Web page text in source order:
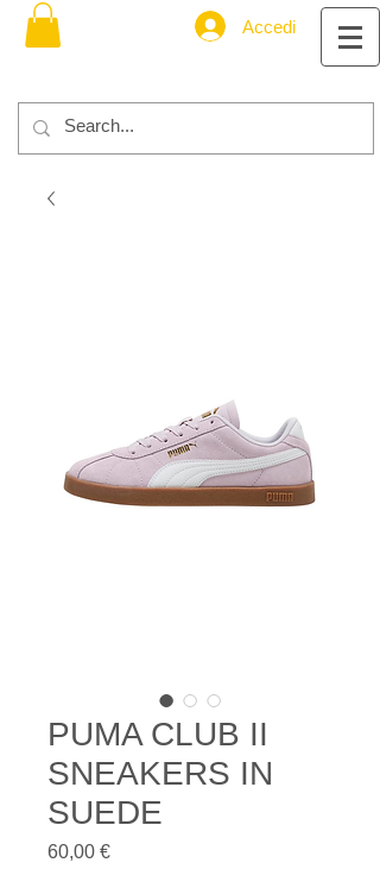
Accedi
PUMA CLUB II
SNEAKERS IN
SUEDE
60,00 €Prezzo